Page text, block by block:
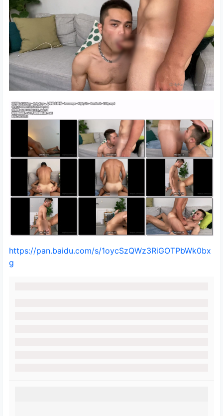
https://pan.baidu.com/s/1oycSzQWz3RiGOTPbWk0bx
g